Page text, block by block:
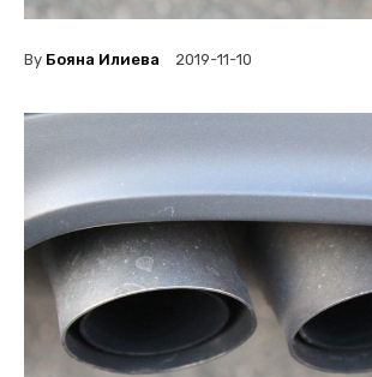
By Бояна Илиева 2019-11-10